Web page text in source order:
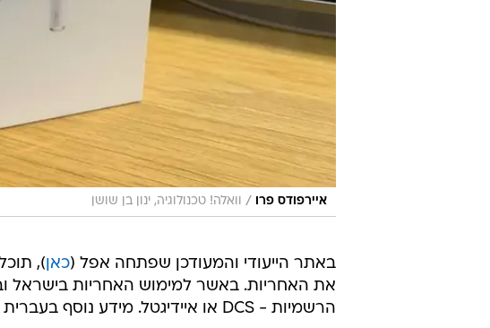
איירפודס פרו / וואלה! טכנולוגיה, ינון בן שושן
באתר הייעודי והמעודכן שפתחה אפל (כאן),
את האחריות. באשר למימוש האחריות בישראל
הרשמיות - DCS או איידיגטל. מידע נוסף בעברית אפשר למצוא